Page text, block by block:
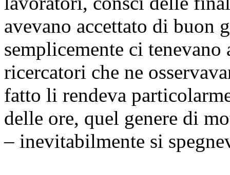
avevano accettato di buon
semplicemente ci
ricercatori che ne
fatto li rendeva
delle ore, quel genere di
– inevitabilmente si